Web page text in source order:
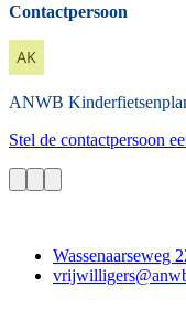
Contactpersoon
ANWB
Stel de contactpersoon
Wassenaarseweg